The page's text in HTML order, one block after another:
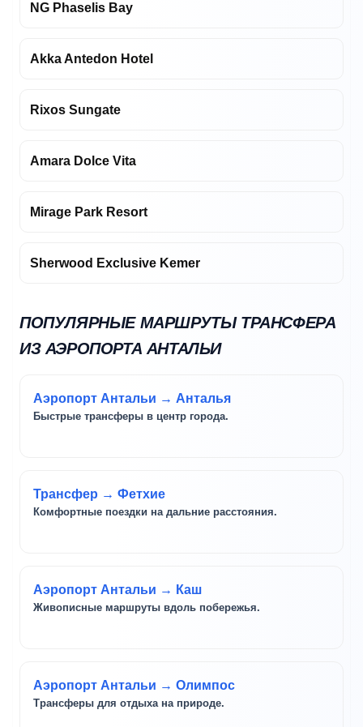
NG Phaselis Bay
Akka Antedon Hotel
Rixos Sungate
Amara Dolce Vita
Mirage Park Resort
Sherwood Exclusive Kemer
ПОПУЛЯРНЫЕ МАРШРУТЫ ТРАНСФЕРА
ИЗ АЭРОПОРТА АНТАЛЬИ
Аэропорт Антальи → Анталья
Быстрые трансферы в центр города.
Трансфер → Фетхие
Комфортные поездки на дальние расстояния.
Аэропорт Антальи → Каш
Живописные маршруты вдоль побережья.
Аэропорт Антальи → Олимпос
Трансферы для отдыха на природе.